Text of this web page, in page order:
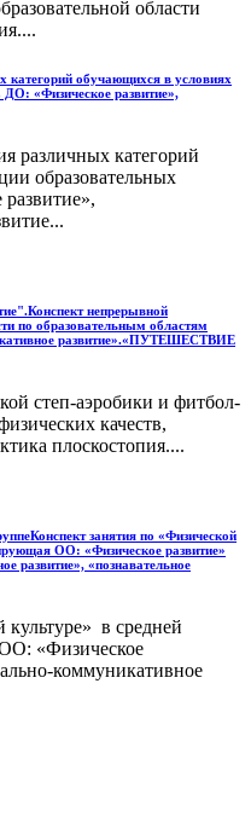
области
категорий обучающихся в условиях
«Физическое развитие»,
различных категорий
образовательных
непрерывной
по образовательным областям
развитие».«ПУТЕШЕСТВИЕ
степ-аэробики и фитбол-
качеств,
плоскостопия....
занятия по «Физической
ОО: «Физическое развитие»
развитие», «познавательное
культуре» в средней
«Физическое
коммуникативное